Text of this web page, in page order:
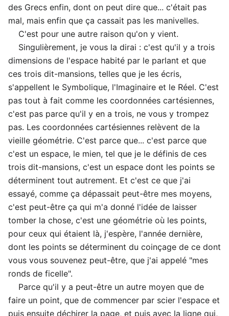
des Grecs enfin, dont on peut dire que... c'était pas
mal, mais enfin que ça cassait pas les manivelles.
C'est pour une autre raison qu'on y vient.
Singulièrement, je vous la dirai : c'est qu'il y a trois
dimensions de l'espace habité par le parlant et que
ces trois dit-mansions, telles que je les écris,
s'appellent le Symbolique, l'Imaginaire et le Réel. C'est
pas tout à fait comme les coordonnées cartésiennes,
c'est pas parce qu'il y en a trois, ne vous y trompez
pas. Les coordonnées cartésiennes relèvent de la
vieille géométrie. C'est parce que... c'est parce que
c'est un espace, le mien, tel que je le définis de ces
trois dit-mansions, c'est un espace dont les points se
déterminent tout autrement. Et c'est ce que j'ai
essayé, comme ça dépassait peut-être mes moyens,
c'est peut-être ça qui m'a donné l'idée de laisser
tomber la chose, c'est une géométrie où les points,
pour ceux qui étaient là, j'espère, l'année dernière,
dont les points se déterminent du coinçage de ce dont
vous vous souvenez peut-être, que j'ai appelé "mes
ronds de ficelle".
Parce qu'il y a peut-être un autre moyen que de
faire un point, que de commencer par scier l'espace et
puis ensuite déchirer la page, et puis avec la ligne qui,